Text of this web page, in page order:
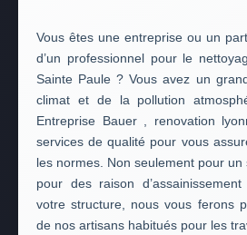
Vous êtes une entreprise ou un
d’un professionnel pour le
Sainte Paule ? Vous avez un
climat et de la pollution
Entreprise Bauer , renovation
services de qualité pour vous
les normes. Non seulement pour
pour des raison
votre structure, nous vous ferons
de nos artisans habitués pour les